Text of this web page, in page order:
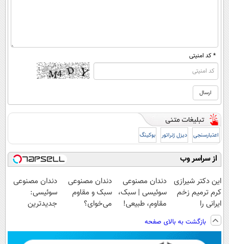
* کد امنیتی
اعتبارسنجی دیزل ژنراتور بوکینگ
از سراسر وب
این دکتر شیرازی
کرم ترمیم زخم
ایرانی را
ساخت!!!
دندان مصنوعی
سوئیسی | سبک،
مقاوم، طبیعی!
رایگان+پرداخت
اقساطی😍
دندان مصنوعی
سبک و مقاوم
می‌خوای؟
📍تهران
دندان مصنوعی
سوئیسی:
جدیدترین
پرداخت قسطی
بازگشت به بالای صفحه